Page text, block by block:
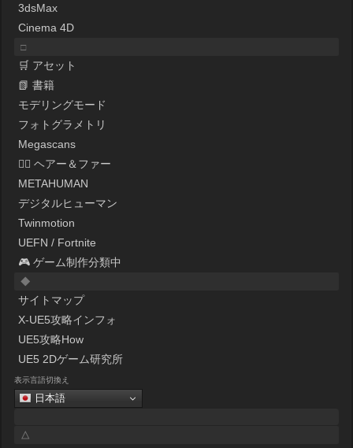
3dsMax
Cinema 4D
□
🛒 アセット
📗 書籍
モデリングモード
フォトグラメトリ
Megascans
💇‍♀️ ヘアー＆ファー
METAHUMAN
デジタルヒューマン
Twinmotion
UEFN / Fortnite
🎮 ゲーム制作分類中
◆
サイトマップ
X-UE5攻略インフォ
UE5攻略How
UE5 2Dゲーム研究所
表示言語切換え
日本語
△